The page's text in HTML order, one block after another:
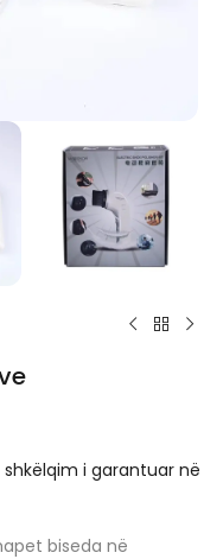
i garantuar në
biseda në